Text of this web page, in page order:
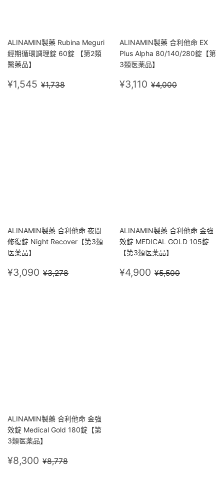
ALINAMIN製藥 Rubina Meguri
經期循環調理錠 60錠 【第2類
醫藥品】
售
價
¥1,545 ¥1,545
定價
¥1,738
ALINAMIN製藥 合利他命 EX
Plus Alpha 80/140/280錠【第
3類医薬品】
售
¥3,110 ¥3,110
定價
¥4,000
ALINAMIN製藥 合利他命 夜間
修復錠 Night Recover【第3類
医薬品】
售
¥3,090 ¥3,090
定價
¥3,278
ALINAMIN製藥 合利他命 金強
效錠 MEDICAL GOLD 105錠
【第3類医薬品】
售
價
¥4,900 ¥4,900
定價
¥5,500
ALINAMIN製藥 合利他命 金強
效錠 Medical Gold 180錠【第
3類医薬品】
售
¥8,300 ¥8,300
定價
¥8,778